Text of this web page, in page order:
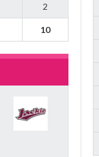
2
10